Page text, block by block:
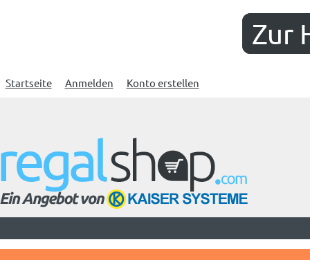
Zur
Startseite Anmelden Konto erstellen